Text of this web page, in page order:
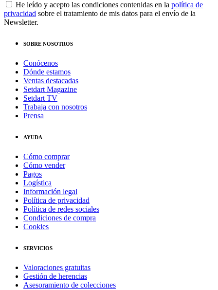
He leído y acepto las condiciones contenidas en la política de
privacidad sobre el tratamiento de mis datos para el envío de la
Newsletter.
SOBRE NOSOTROS
Conócenos
Dónde estamos
Ventas destacadas
Setdart Magazine
Setdart TV
Trabaja con nosotros
Prensa
AYUDA
Cómo comprar
Cómo vender
Pagos
Logística
Información legal
Política de privacidad
Política de redes sociales
Condiciones de compra
Cookies
SERVICIOS
Valoraciones gratuitas
Gestión de herencias
Asesoramiento de colecciones